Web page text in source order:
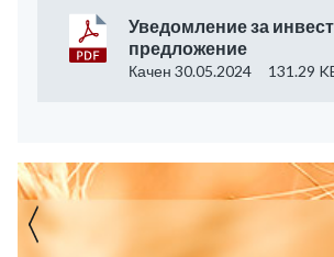
Уведомление за
предложение
Качен 30.05.2024 131.29